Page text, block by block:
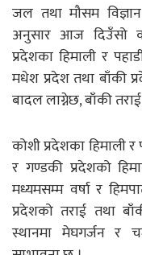
जल तथा मौसम
अनुसार आज दिउँसो
प्रदेशका हिमाली र
मधेश प्रदेश तथा बाँकी
बादल लाग्नेछ, बाँकी
कोशी प्रदेशका हिमाली
र गण्डकी प्रदेशको
मध्यमसम्म वर्षा र
प्रदेशको तराई तथा
स्थानमा मेघगर्जन र